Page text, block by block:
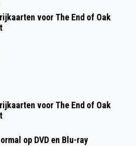
voor The End of Oak
voor The End of Oak
op DVD en Blu-ray